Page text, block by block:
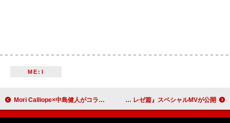
ME:I
Mori Calliope×中島健人がコラボ、Amazon Prime『THEゴールデンコンビ2025』テーマソング 米津玄師, 宇多田ヒカル「JANE DOE」×劇場版『チェンソーマン レゼ篇』スペシャルMVが公開